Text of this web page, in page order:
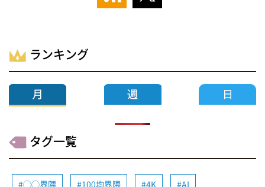
ランキング
タグ一覧
◯◯界隈 100均界隈 4K AI